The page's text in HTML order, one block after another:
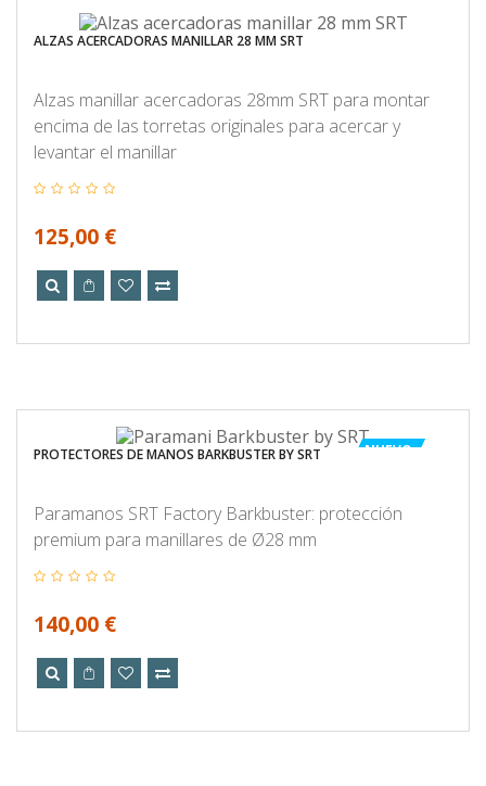
ALZAS ACERCADORAS MANILLAR 28 MM SRT
Alzas manillar acercadoras 28mm SRT para montar
encima de las torretas originales para acercar y
levantar el manillar
125,00 €
NUEVO
PROTECTORES DE MANOS BARKBUSTER BY SRT
Paramanos SRT Factory Barkbuster: protección
premium para manillares de Ø28 mm
140,00 €